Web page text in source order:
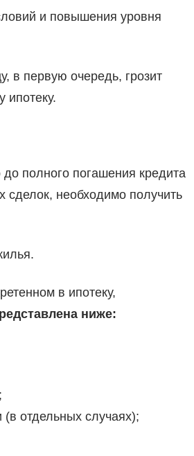
и повышения уровня
в первую очередь, грозит
ипотеку.
полного погашения кредита
сделок, необходимо получить
в ипотеку,
ниже:
отдельных случаях);